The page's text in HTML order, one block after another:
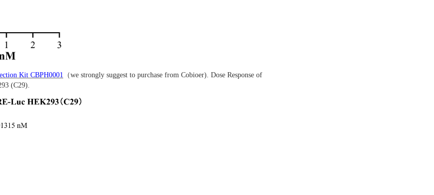
Kit CBPH0001
（we strongly suggest to purchase from Cobioer). Dose Response of
(C29).